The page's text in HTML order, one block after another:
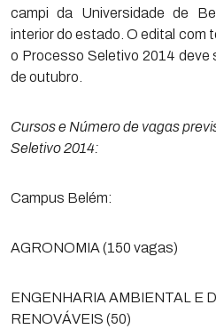
campi da Universidade de
interior do estado. O edital com
o Processo Seletivo 2014 deve
de outubro.
Cursos e Número de vagas
Seletivo 2014:
Campus Belém:
AGRONOMIA (150 vagas)
ENGENHARIA AMBIENTAL E
RENOVÁVEIS (50)